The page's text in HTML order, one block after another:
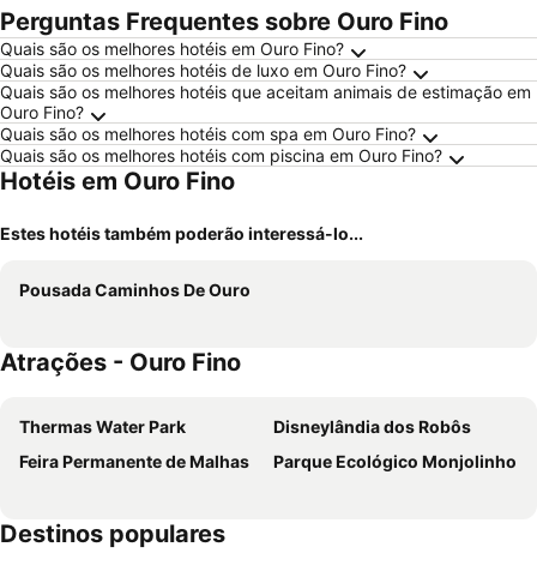
Perguntas Frequentes sobre Ouro Fino
Quais são os melhores hotéis em Ouro Fino?
Quais são os melhores hotéis de luxo em Ouro Fino?
Quais são os melhores hotéis que aceitam animais de estimação em
Ouro Fino?
Quais são os melhores hotéis com spa em Ouro Fino?
Quais são os melhores hotéis com piscina em Ouro Fino?
Hotéis em Ouro Fino
Estes hotéis também poderão interessá-lo...
Pousada Caminhos De Ouro
Atrações - Ouro Fino
Thermas Water Park
Disneylândia dos Robôs
Feira Permanente de Malhas
Parque Ecológico Monjolinho
Destinos populares